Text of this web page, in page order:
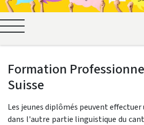
Formation
Suisse
Les jeunes diplômés peuvent
dans l'autre partie linguistique du